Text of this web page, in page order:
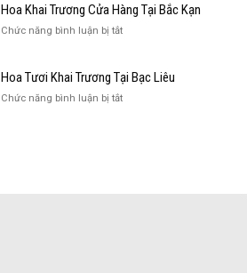
Kạn
Trương
Hàng
Liêu
Hoa Khai Trương Cửa Hàng Tại Bắc Kạn
Chức năng bình luận bị tắtở
Trương
Hàng
Hoa Tươi Khai Trương Tại Bạc Liêu
Chức năng bình luận bị tắtở